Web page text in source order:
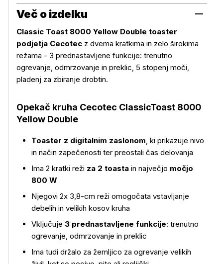
Več o izdelku
Classic Toast 8000 Yellow Double toaster
podjetja Cecotec z dvema kratkima in zelo širokima
režama - 3 prednastavljene funkcije: trenutno
ogrevanje, odmrzovanje in preklic, 5 stopenj moči,
pladenj za zbiranje drobtin.
Opekač kruha Cecotec ClassicToast 8000
Yellow Double
Toaster z digitalnim zaslonom, ki prikazuje nivo
in način zapečenosti ter preostali čas delovanja
Ima 2 kratki reži za 2 toasta in največjo močjo
800 W
Njegovi 2x 3,8-cm reži omogočata vstavljanje
debelih in velikih kosov kruha
Vključuje 3 prednastavljene funkcije: trenutno
ogrevanje, odmrzovanje in preklic
Ima tudi držalo za žemljico za ogrevanje velikih